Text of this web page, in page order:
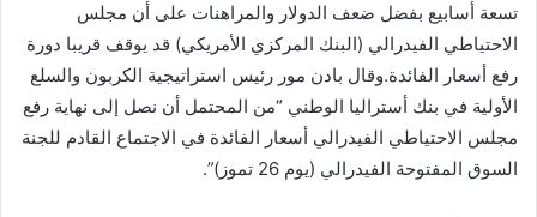
ب
ر
ي
د
تسعة أسابيع بفضل ضعف الدولار والمراهنات على أن مجلس
الاحتياطي الفيدرالي (البنك المركزي الأمريكي) قد يوقف قريبا دورة
رفع أسعار الفائدة.وقال بادن مور رئيس استراتيجية الكربون والسلع
الأولية في بنك أستراليا الوطني “من المحتمل أن نصل إلى نهاية رفع
مجلس الاحتياطي الفيدرالي أسعار الفائدة في الاجتماع القادم للجنة
السوق المفتوحة الفيدرالي (يوم 26 تموز)”.